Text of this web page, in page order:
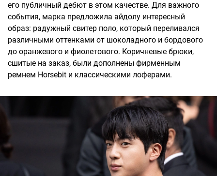
его публичный дебют в этом качестве. Для важного
события, марка предложила айдолу интересный
образ: радужный свитер поло, который переливался
различными оттенками от шоколадного и бордового
до оранжевого и фиолетового. Коричневые брюки,
сшитые на заказ, были дополнены фирменным
ремнем Horsebit и классическими лоферами.